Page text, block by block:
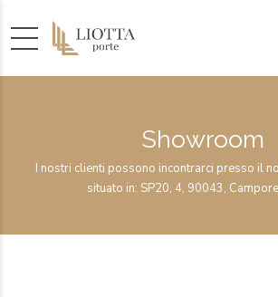
Showroom
I nostri clienti possono incontrarci presso il
situato in: SP20, 4, 90043,